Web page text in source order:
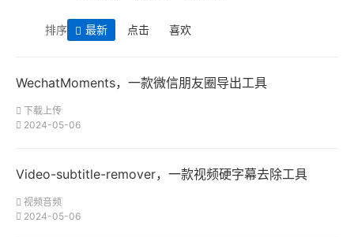
排序 最新 点击 喜欢
WechatMoments，一款微信朋友圈导出工具
下载上传
2024-05-06
Video-subtitle-remover，一款视频硬字幕去除工具
视频音频
2024-05-06